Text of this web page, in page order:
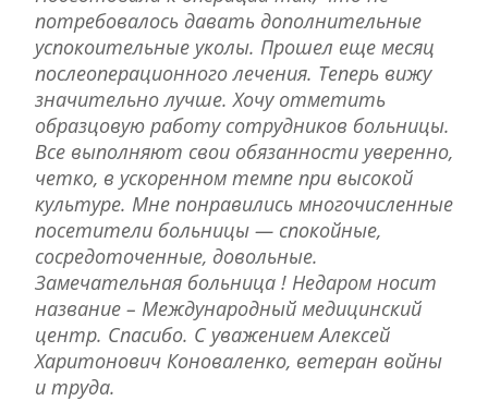
потребовалось давать дополнительные
успокоительные уколы. Прошел еще месяц
послеоперационного лечения. Теперь вижу
значительно лучше. Хочу отметить
образцовую работу сотрудников больницы.
Все выполняют свои обязанности уверенно,
четко, в ускоренном темпе при высокой
культуре. Мне понравились многочисленные
посетители больницы — спокойные,
сосредоточенные, довольные.
Замечательная больница ! Недаром носит
название – Международный медицинский
центр. Спасибо. С уважением Алексей
Харитонович Коноваленко, ветеран войны
и труда.